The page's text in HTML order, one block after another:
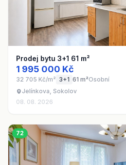
Prodej bytu 3+1 61 m²
1 995 000 Kč
32 705 Kč/m² 3+1 61 m²Osobní
Jelínkova, Sokolov
08. 08. 2026
72